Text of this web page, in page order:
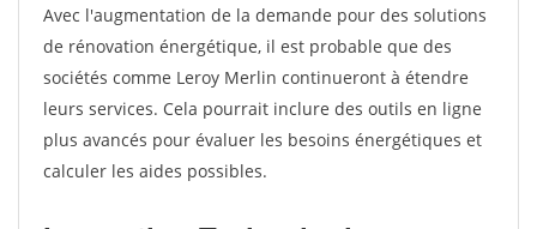
Avec l'augmentation de la demande pour des solutions
de rénovation énergétique, il est probable que des
sociétés comme Leroy Merlin continueront à étendre
leurs services. Cela pourrait inclure des outils en ligne
plus avancés pour évaluer les besoins énergétiques et
calculer les aides possibles.